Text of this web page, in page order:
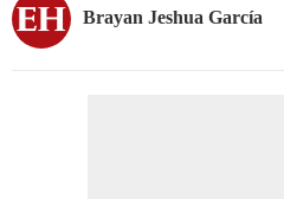
Brayan Jeshua García